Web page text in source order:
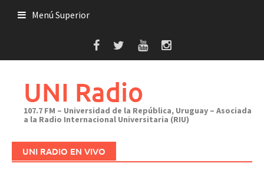
Menú Superior
UNI Radio
107.7 FM – Universidad de la República, Uruguay – Asociada
a la Radio Internacional Universitaria (RIU)
UNI RADIO EN VIVO